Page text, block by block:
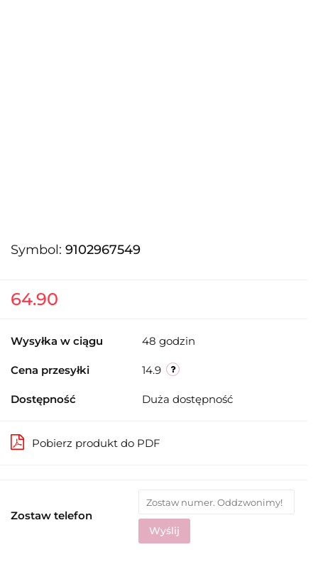
Symbol: 9102967549
64.90
Wysyłka w ciągu 48 godzin
Cena przesyłki 14.9
Dostępność Duża dostępność
Pobierz produkt do PDF
Zostaw telefon
Wyślij